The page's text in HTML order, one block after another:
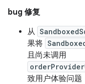
bug 修复
从
果将
且尚未调用
致用户体验问题